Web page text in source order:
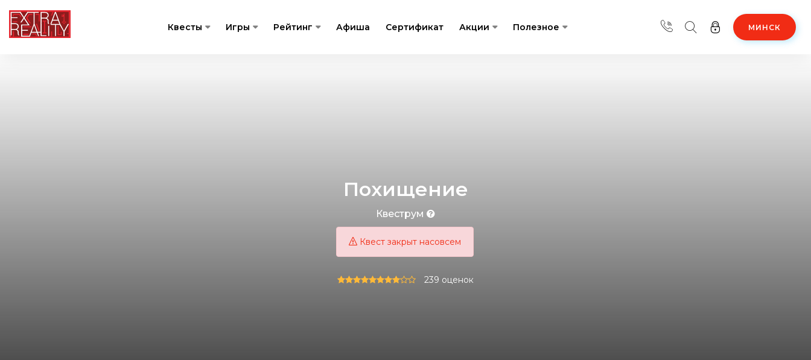
Квесты Игры Рейтинг Афиша Сертификат Акции Полезное МИНСК
Похищение
Квеструм
Квест закрыт насовсем
239 оценок